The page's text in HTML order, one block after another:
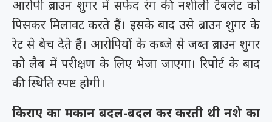
आरोपी ब्राउन शुगर में सफेद रंग की नशीली टैबलेट को
पिसकर मिलावट करते हैं। इसके बाद उसे ब्राउन शुगर के
रेट से बेच देते हैं। आरोपियों के कब्जे से जब्त ब्राउन शुगर
को लैब में परीक्षण के लिए भेजा जाएगा। रिपोर्ट के बाद
की स्थिति स्पष्ट होगी।
किराए का मकान बदल-बदल कर करती थी नशे का